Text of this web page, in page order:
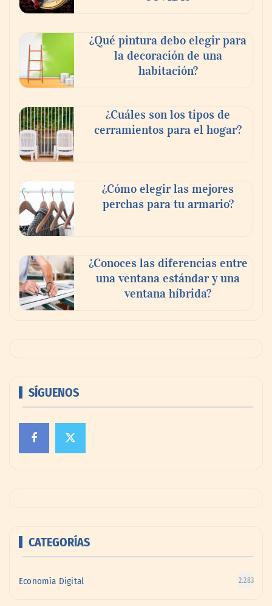
¿Qué pintura debo elegir para
la decoración de una
habitación?
¿Cuáles son los tipos de
cerramientos para el hogar?
¿Cómo elegir las mejores
perchas para tu armario?
¿Conoces las diferencias entre
una ventana estándar y una
ventana híbrida?
SÍGUENOS
CATEGORÍAS
Economía Digital 2.283